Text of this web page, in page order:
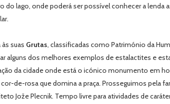
do lago, onde poderá ser possível conhecer a lenda
suas Grutas, classificadas como Património da
alguns dos melhores exemplos de estalactites e
da cidade onde está o icónico monumento em
de-rosa que domina a praça. Prosseguimos pela
Jože Plecnik. Tempo livre para atividades de